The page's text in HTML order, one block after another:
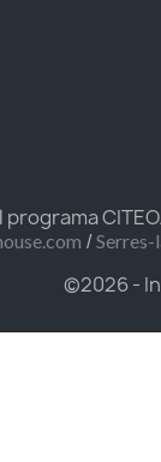
/Serres-
©2026 -